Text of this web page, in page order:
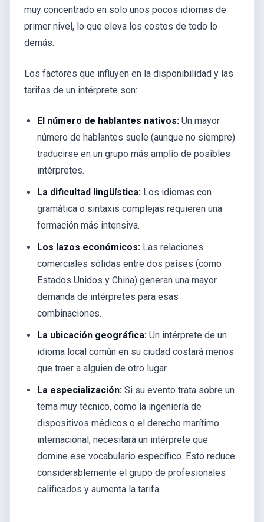
muy concentrado en solo unos pocos idiomas de
primer nivel, lo que eleva los costos de todo lo
demás.
Los factores que influyen en la disponibilidad y las
tarifas de un intérprete son:
El número de hablantes nativos: Un mayor
número de hablantes suele (aunque no siempre)
traducirse en un grupo más amplio de posibles
intérpretes.
La dificultad lingüística: Los idiomas con
gramática o sintaxis complejas requieren una
formación más intensiva.
Los lazos económicos: Las relaciones
comerciales sólidas entre dos países (como
Estados Unidos y China) generan una mayor
demanda de intérpretes para esas
combinaciones.
La ubicación geográfica: Un intérprete de un
idioma local común en su ciudad costará menos
que traer a alguien de otro lugar.
La especialización: Si su evento trata sobre un
tema muy técnico, como la ingeniería de
dispositivos médicos o el derecho marítimo
internacional, necesitará un intérprete que
domine ese vocabulario específico. Esto reduce
considerablemente el grupo de profesionales
calificados y aumenta la tarifa.